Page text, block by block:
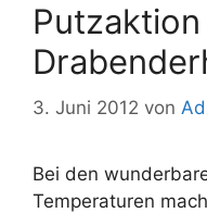
3. Juni 2012 von
Bei den
Temperaturen